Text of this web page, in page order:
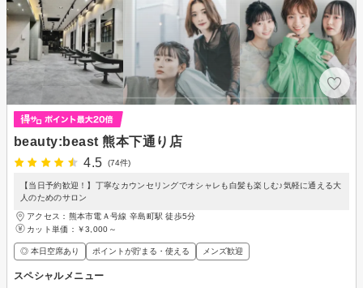
beauty:beast 熊本下通り店
4.5
(74件)
【当日予約歓迎！】丁寧なカウンセリングでオシャレも白髪も楽しむ♪気軽に通える大
人のためのサロン
アクセス：熊本市電Ａ号線 辛島町駅 徒歩5分
カット単価： ￥3,000～
◎ 本日空席あり ポイントが貯まる・使える メンズ歓迎
スペシャルメニュー